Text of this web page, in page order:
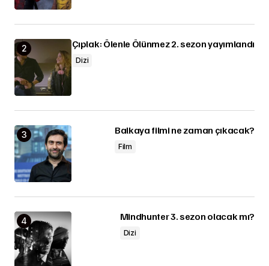
Çıplak: Ölenle Ölünmez 2. sezon yayımlandı
Dizi
Balkaya filmi ne zaman çıkacak?
Film
Mindhunter 3. sezon olacak mı?
Dizi